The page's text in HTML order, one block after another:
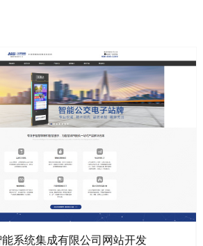
系统集成有限公司网站开发